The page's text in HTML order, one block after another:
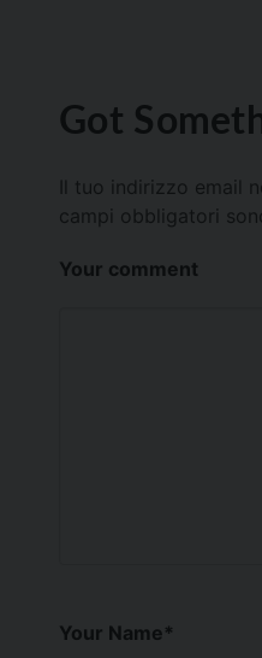
Got
Il tuo indirizzo email
campi obbligatori
Your comment
Your Name*